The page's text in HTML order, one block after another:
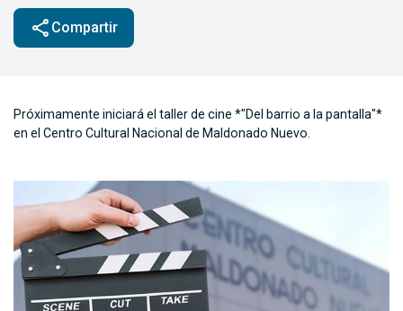
share Compartir
Próximamente iniciará el taller de cine *"Del barrio a la pantalla"*
en el Centro Cultural Nacional de Maldonado Nuevo.